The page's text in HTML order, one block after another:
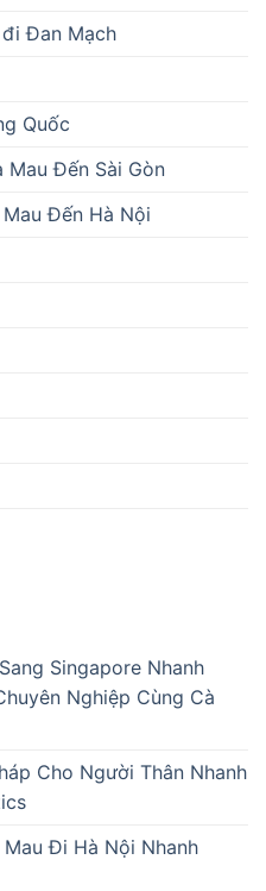
Đan Mạch
Quốc
Mau Đến Sài Gòn
Đến Hà Nội
Singapore Nhanh
Nghiệp Cùng Cà
Cho Người Thân Nhanh
Đi Hà Nội Nhanh